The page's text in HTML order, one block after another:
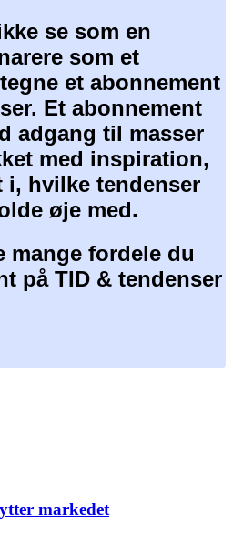
se som en
som et
et abonnement
Et abonnement
adgang til masser
med inspiration,
hvilke tendenser
øje med.
mange fordele du
på TID & tendenser
markedet